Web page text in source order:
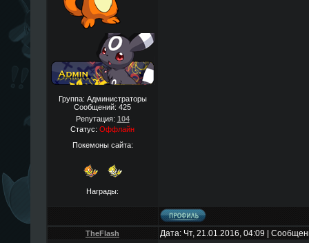
Группа: Администраторы
Сообщений: 425
Репутация: 104
Статус: Оффлайн
Покемоны сайта:
Награды:
TheFlаsh Дата: Чт, 21.01.2016, 04:09 |